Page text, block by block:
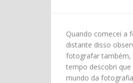
Quando comecei a
distante disso
fotografar também,
tempo descobri
mundo da